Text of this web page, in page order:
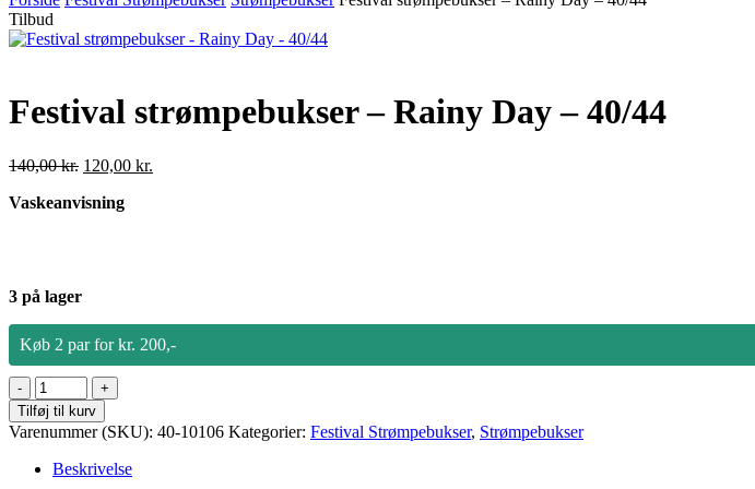
Tilbud
Festival strømpebukser – Rainy Day – 40/44
140,00kr. Den
pris
120,00 kr.
Vaskeanvisning
3 på lager
Køb 2 par for kr. 200,-
Festival
strømpebukser
-
Rainy
Day
Tilføj til kurv
Varenummer (SKU): 40-10106 Kategorier: Festival Strømpebukser, Strømpebukser
Beskrivelse